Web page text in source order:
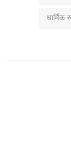
धार्मिक